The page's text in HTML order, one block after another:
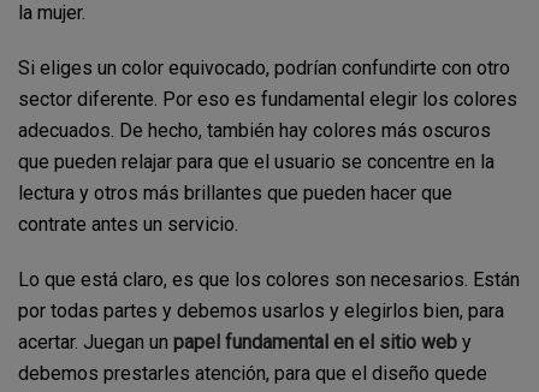
la mujer.
Si eliges un color equivocado, podrían confundirte con otro
sector diferente. Por eso es fundamental elegir los colores
adecuados. De hecho, también hay colores más oscuros
que pueden relajar para que el usuario se concentre en la
lectura y otros más brillantes que pueden hacer que
contrate antes un servicio.
Lo que está claro, es que los colores son necesarios. Están
por todas partes y debemos usarlos y elegirlos bien, para
acertar. Juegan un papel fundamental en el sitio web y
debemos prestarles atención, para que el diseño quede